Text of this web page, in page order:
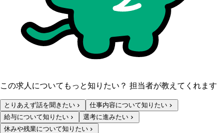
この求人についてもっと知りたい？ 担当者が教えてくれます
とりあえず話を聞きたい
仕事内容について知りたい
給与について知りたい
選考に進みたい
休みや残業について知りたい